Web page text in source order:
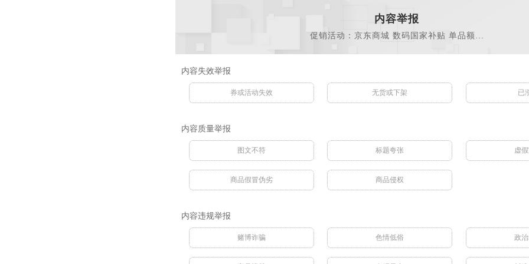
内容举报
促销活动：京东商城 数码国家补贴 单品额...
内容失效举报
券或活动失效 无货或下架 已
内容质量举报
图文不符 标题夸张 虚
商品假冒伪劣 商品侵权
内容违规举报
赌博诈骗 色情低俗 政